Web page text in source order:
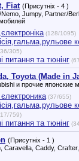
Fiat (Присутніх - 4 )
Jumpy, Partner/
(128/1095)
305)
питання та тюнінг
Toyota (Made in
и прочие японские
(37/655)
759)
питання та тюнінг
(Присутніх - 1 )
Caravella, Caddy,